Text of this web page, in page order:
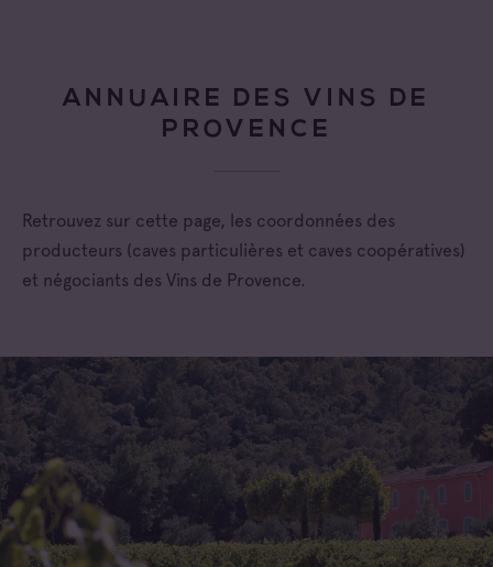
ANNUAIRE DES VINS DE
PROVENCE
Retrouvez sur cette page, les coordonnées des
producteurs (caves particulières et caves coopératives)
et négociants des Vins de Provence.